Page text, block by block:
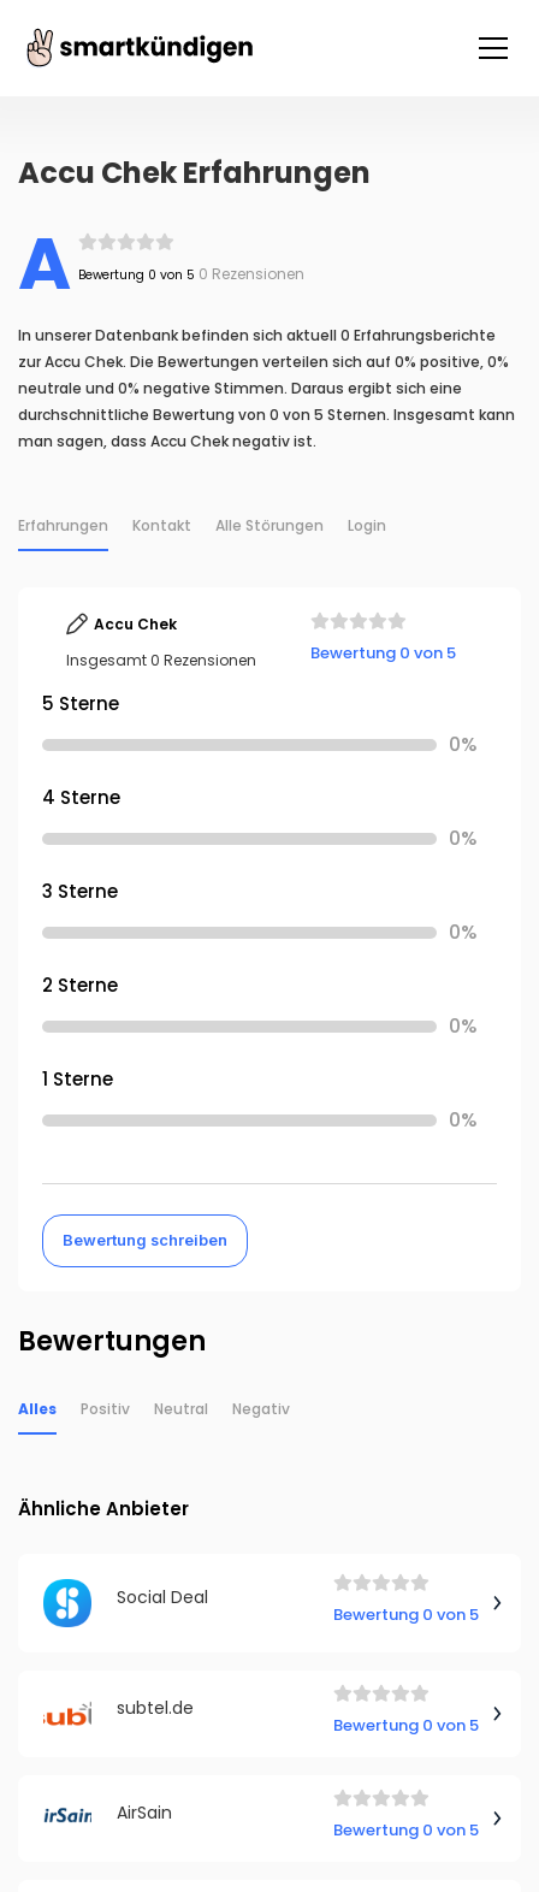
Accu Chek Erfahrungen
A Bewertung 0 von 5 0 Rezensionen
In unserer Datenbank befinden sich aktuell 0 Erfahrungsberichte
zur Accu Chek. Die Bewertungen verteilen sich auf 0% positive, 0%
neutrale und 0% negative Stimmen. Daraus ergibt sich eine
durchschnittliche Bewertung von 0 von 5 Sternen. Insgesamt kann
man sagen, dass Accu Chek negativ ist.
Erfahrungen Kontakt Alle Störungen Login
Accu Chek
Insgesamt 0 Rezensionen
Bewertung 0 von 5
5 Sterne
0%
4 Sterne
0%
3 Sterne
0%
2 Sterne
0%
1 Sterne
0%
Bewertung schreiben
Bewertungen
Alles Positiv Neutral Negativ
Ähnliche Anbieter
Social Deal
Bewertung 0 von 5
subtel.de
Bewertung 0 von 5
AirSain
Bewertung 0 von 5